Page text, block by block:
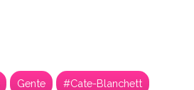
Gente #Cate-Blanchett